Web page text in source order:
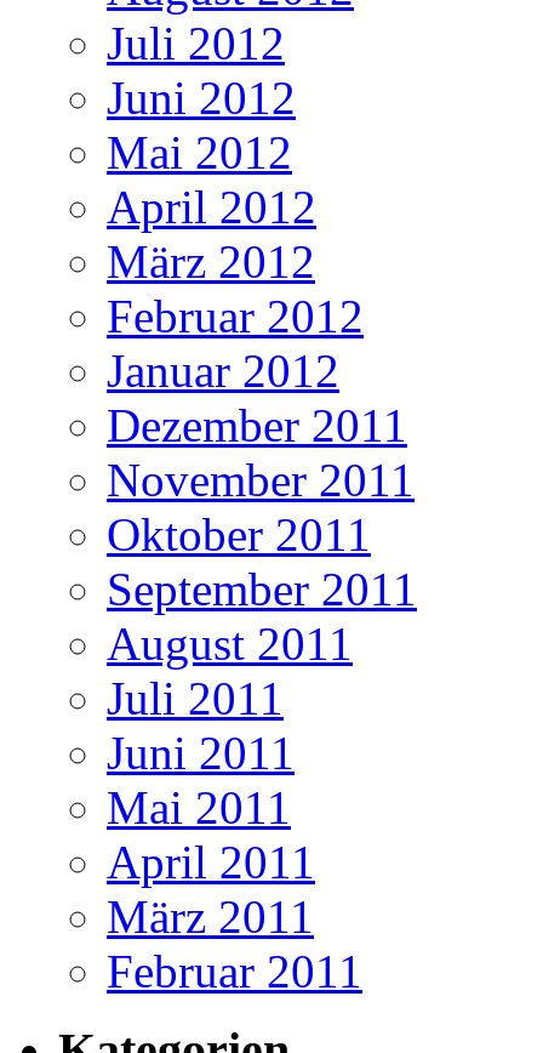
Juli 2012
Juni 2012
Mai 2012
April 2012
März 2012
Februar 2012
Januar 2012
Dezember 2011
November 2011
Oktober 2011
September 2011
August 2011
Juli 2011
Juni 2011
Mai 2011
April 2011
März 2011
Februar 2011